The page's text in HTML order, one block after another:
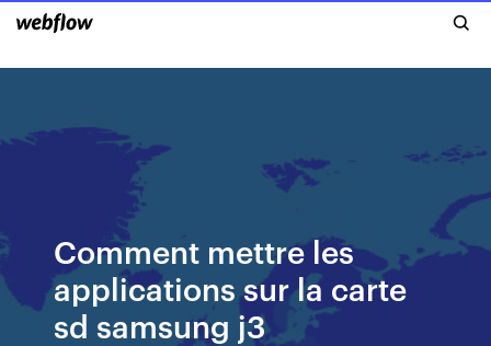
Comment mettre les
applications sur la carte
sd samsung j3